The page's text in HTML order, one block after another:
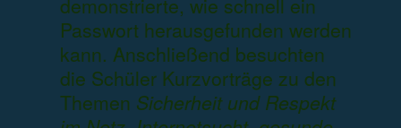
Passwort herausgefunden werden
kann. Anschließend besuchten
die Schüler Kurzvorträge zu den
Themen Sicherheit und Respekt